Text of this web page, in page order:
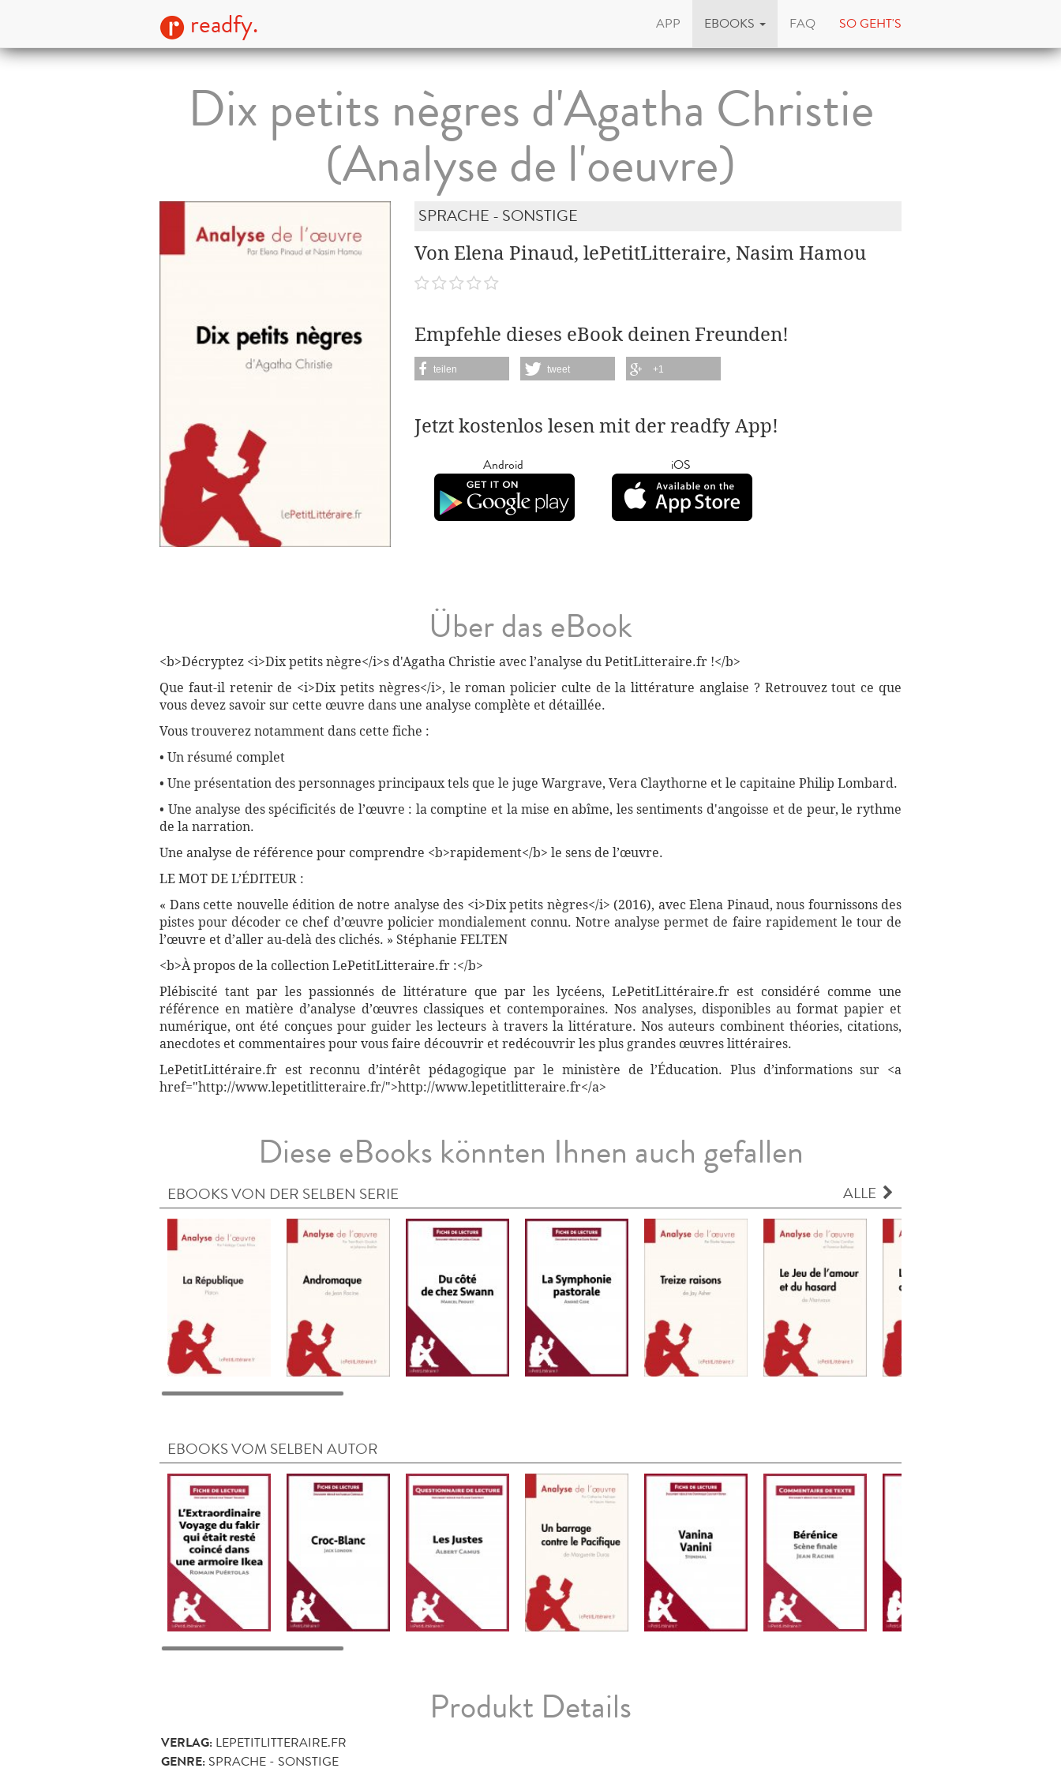
readfy. APP EBOOKS FAQ SO GEHT'S
Dix petits nègres d'Agatha Christie
(Analyse de l'oeuvre)
SPRACHE - SONSTIGE
Von Elena Pinaud, lePetitLitteraire, Nasim Hamou
Empfehle dieses eBook deinen Freunden!
teilen tweet +1
Jetzt kostenlos lesen mit der readfy App!
Android iOS
Über das eBook
<b>Décryptez <i>Dix petits nègre</i>s d'Agatha Christie avec l’analyse du PetitLitteraire.fr !</b>
Que faut-il retenir de <i>Dix petits nègres</i>, le roman policier culte de la littérature anglaise ? Retrouvez tout ce que
vous devez savoir sur cette œuvre dans une analyse complète et détaillée.
Vous trouverez notamment dans cette fiche :
• Un résumé complet
• Une présentation des personnages principaux tels que le juge Wargrave, Vera Claythorne et le capitaine Philip Lombard.
• Une analyse des spécificités de l’œuvre : la comptine et la mise en abîme, les sentiments d'angoisse et de peur, le rythme
de la narration.
Une analyse de référence pour comprendre <b>rapidement</b> le sens de l’œuvre.
LE MOT DE L’ÉDITEUR :
« Dans cette nouvelle édition de notre analyse des <i>Dix petits nègres</i> (2016), avec Elena Pinaud, nous fournissons des
pistes pour décoder ce chef d’œuvre policier mondialement connu. Notre analyse permet de faire rapidement le tour de
l’œuvre et d’aller au-delà des clichés. » Stéphanie FELTEN
<b>À propos de la collection LePetitLitteraire.fr :</b>
Plébiscité tant par les passionnés de littérature que par les lycéens, LePetitLittéraire.fr est considéré comme une
référence en matière d’analyse d’œuvres classiques et contemporaines. Nos analyses, disponibles au format papier et
numérique, ont été conçues pour guider les lecteurs à travers la littérature. Nos auteurs combinent théories, citations,
anecdotes et commentaires pour vous faire découvrir et redécouvrir les plus grandes œuvres littéraires.
LePetitLittéraire.fr est reconnu d’intérêt pédagogique par le ministère de l’Éducation. Plus d’informations sur <a
href="http://www.lepetitlitteraire.fr/">http://www.lepetitlitteraire.fr</a>
Diese eBooks könnten Ihnen auch gefallen
EBOOKS VON DER SELBEN SERIE ALLE
EBOOKS VOM SELBEN AUTOR
Produkt Details
VERLAG: LEPETITLITTERAIRE.FR
GENRE: SPRACHE - SONSTIGE